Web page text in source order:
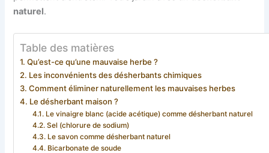
naturel.
Table des matières
Qu’est-ce qu’une mauvaise herbe ?
Les inconvénients des désherbants chimiques
Comment éliminer naturellement les mauvaises herbes
Le désherbant maison ?
Le vinaigre blanc (acide acétique) comme désherbant naturel
Sel (chlorure de sodium)
Le savon comme désherbant naturel
Bicarbonate de soude